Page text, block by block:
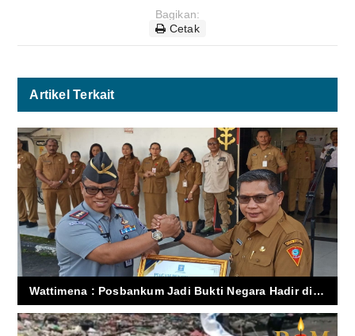
Bagikan:
Cetak
Artikel Terkait
Wattimena : Posbankum Jadi Bukti Negara Hadir di Tengah Warga